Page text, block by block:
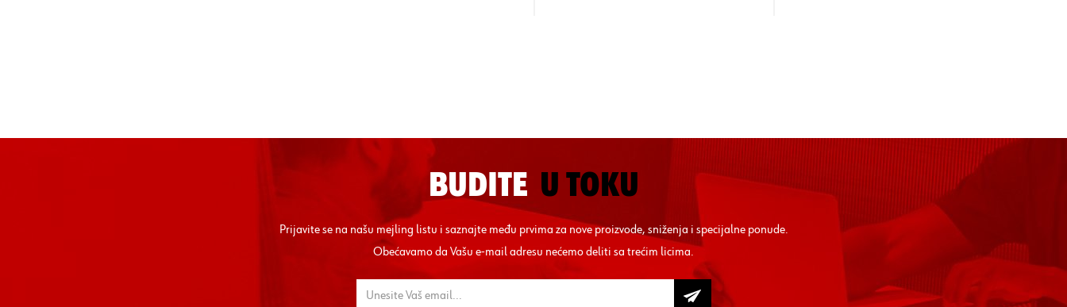
BUDITE U TOKU
Prijavite se na našu mejling listu i saznajte među prvima za nove proizvode, sniženja i specijalne ponude.
Obećavamo da Vašu e-mail adresu nećemo deliti sa trećim licima.